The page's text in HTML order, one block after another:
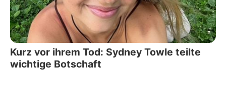
Kurz vor ihrem Tod: Sydney Towle teilte
wichtige Botschaft